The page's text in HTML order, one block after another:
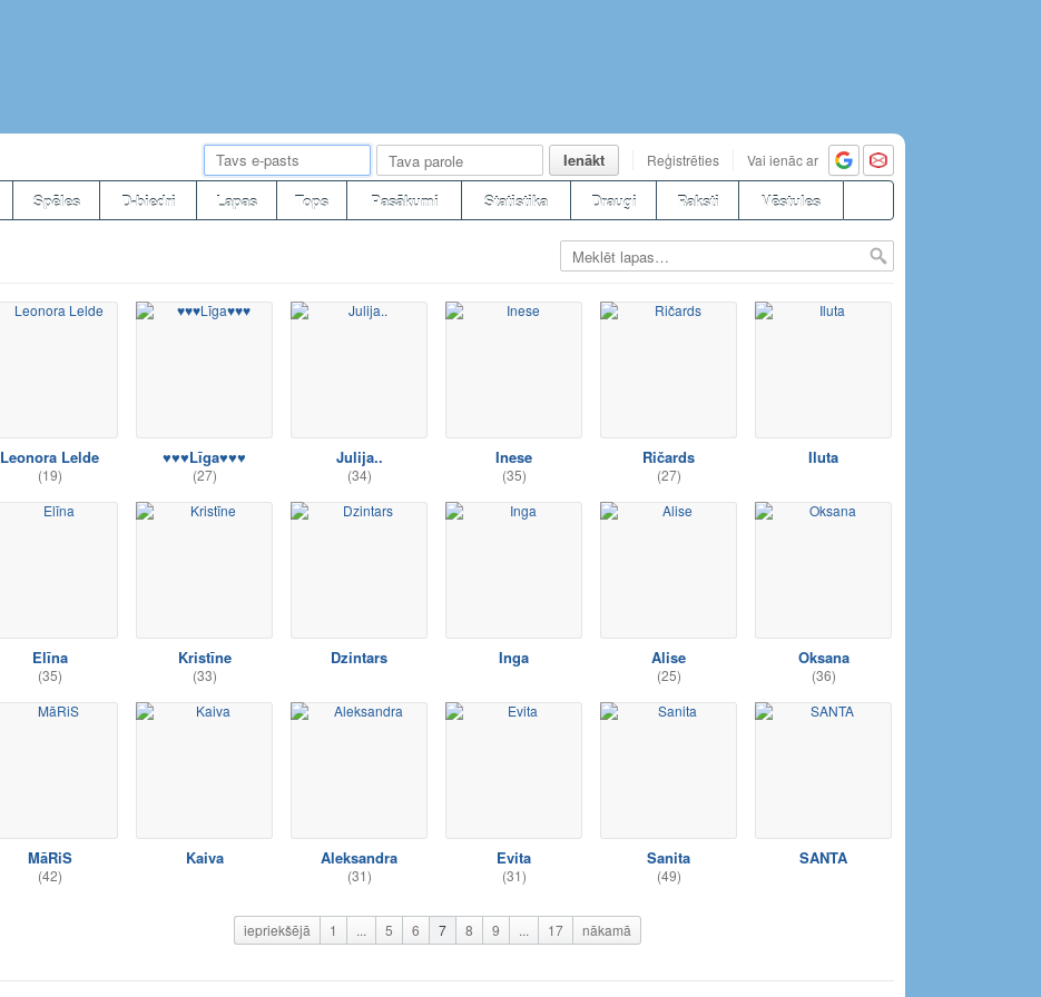
Ienākt Reģistrēties Vai ienāc ar
Spēles D-biedri Lapas Tops Pasākumi Statistika Draugi Raksti Vēstules
Leonora Lelde
(19)
♥♥♥Līga♥♥♥
(27)
Julija..
(34)
Inese
(35)
Ričards
(27)
Iluta
Elīna
(35)
Kristīne
(33)
Dzintars Inga Alise
(25)
Oksana
(36)
MāRiS
(42)
Kaiva Aleksandra
(31)
Evita
(31)
Sanita
(49)
SANTA
iepriekšējā 1 ... 5 6 7 8 9 ... 17 nākamā